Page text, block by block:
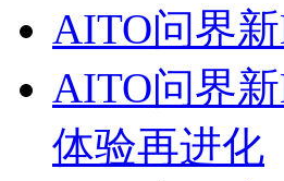
AITO问界
AITO问界
体验再进化